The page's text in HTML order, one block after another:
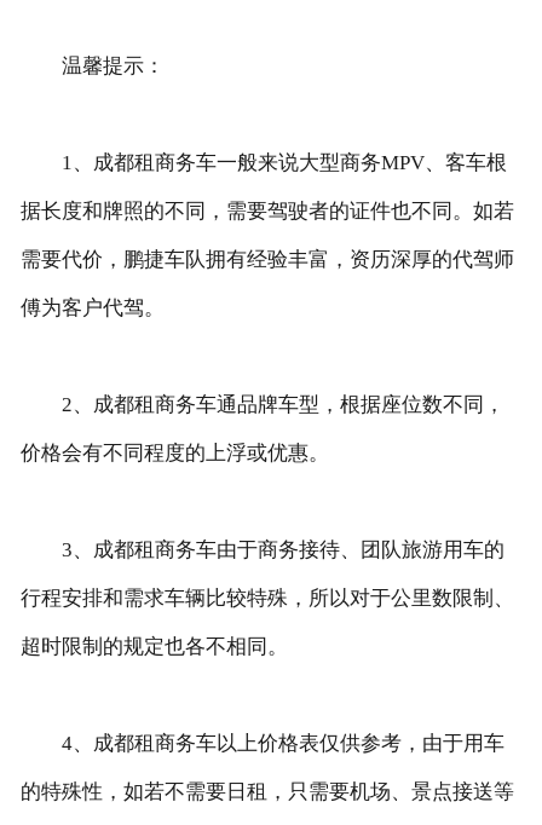
温馨提示：
1、成都租商务车一般来说大型商务MPV、客车根
据长度和牌照的不同，需要驾驶者的证件也不同。如若
需要代价，鹏捷车队拥有经验丰富，资历深厚的代驾师
傅为客户代驾。
2、成都租商务车通品牌车型，根据座位数不同，
价格会有不同程度的上浮或优惠。
3、成都租商务车由于商务接待、团队旅游用车的
行程安排和需求车辆比较特殊，所以对于公里数限制、
超时限制的规定也各不相同。
4、成都租商务车以上价格表仅供参考，由于用车
的特殊性，如若不需要日租，只需要机场、景点接送等